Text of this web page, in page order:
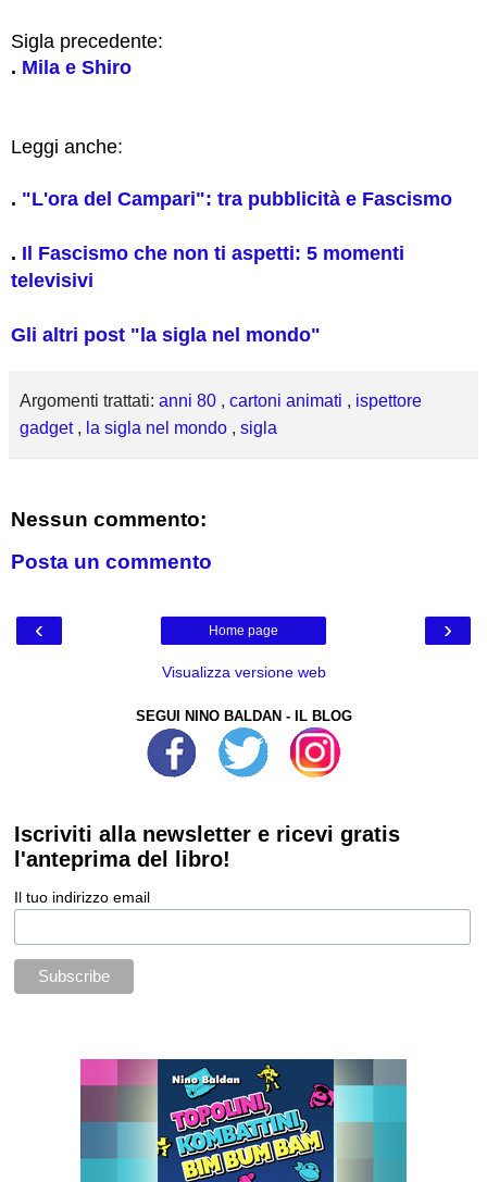
Sigla precedente:
. Mila e Shiro
Leggi anche:
. "L'ora del Campari": tra pubblicità e Fascismo
. Il Fascismo che non ti aspetti: 5 momenti
televisivi
Gli altri post "la sigla nel mondo"
Argomenti trattati: anni 80 , cartoni animati , ispettore
gadget , la sigla nel mondo , sigla
Nessun commento:
Posta un commento
‹ ›
Home page
Visualizza versione web
SEGUI NINO BALDAN - IL BLOG
Iscriviti alla newsletter e ricevi gratis
l'anteprima del libro!
Il tuo indirizzo email